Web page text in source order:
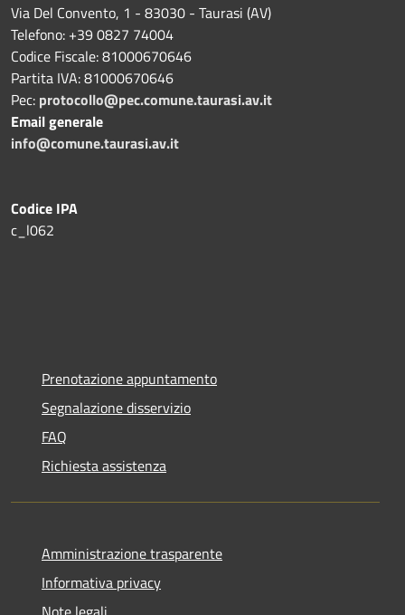
Via Del Convento, 1 - 83030 - Taurasi (AV)
Telefono: +39 0827 74004
Codice Fiscale: 81000670646
Partita IVA: 81000670646
Pec: protocollo@pec.comune.taurasi.av.it
Email generale
info@comune.taurasi.av.it
Codice IPA
c_l062
Prenotazione appuntamento
Segnalazione disservizio
FAQ
Richiesta assistenza
Amministrazione trasparente
Informativa privacy